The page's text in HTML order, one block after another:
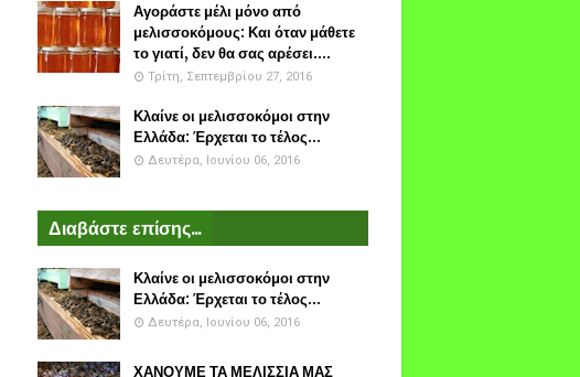
Αγοράστε μέλι μόνο από
μελισσοκόμους: Και όταν μάθετε
το γιατί, δεν θα σας αρέσει....
Τρίτη, Σεπτεμβρίου 27, 2016
Κλαίνε οι μελισσοκόμοι στην
Ελλάδα: Έρχεται το τέλος...
Δευτέρα, Ιουνίου 06, 2016
Διαβάστε επίσης...
Κλαίνε οι μελισσοκόμοι στην
Ελλάδα: Έρχεται το τέλος...
Δευτέρα, Ιουνίου 06, 2016
ΧΑΝΟΥΜΕ ΤΑ ΜΕΛΙΣΣΙΑ ΜΑΣ